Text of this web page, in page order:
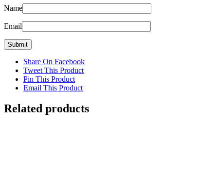
Name
Email
Share On Facebook
Tweet This Product
Pin This Product
Email This Product
Related products